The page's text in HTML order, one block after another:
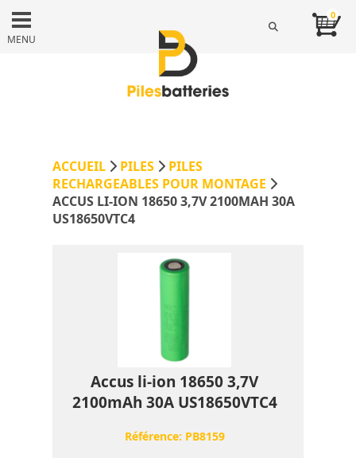
MENU
0
ACCUEIL PILES
PILES
RECHARGEABLES POUR MONTAGE
ACCUS LI-ION 18650 3,7V 2100MAH 30A
US18650VTC4
Accus li-ion 18650 3,7V
2100mAh 30A US18650VTC4
Référence: PB8159